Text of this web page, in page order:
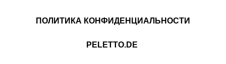
ПОЛИТИКА КОНФИДЕНЦИАЛЬНОСТИ
PELETTO.DE